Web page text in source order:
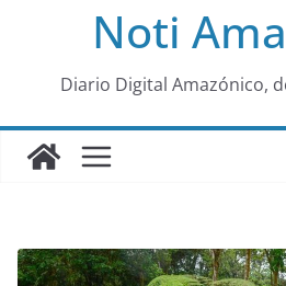
al
Noti
Diario Digital Amazónico,